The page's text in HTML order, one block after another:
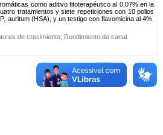
como aditivo fitoterapéutico al 0,07% en la
tratamientos y siete repeticiones con 10 pollos
auritum (HSA), y un testigo con flavomicina al 4%.
de crecimiento; Rendimiento de canal
Primeira ... 1 ... Última